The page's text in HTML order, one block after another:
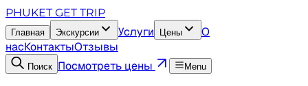
PHUKET GET TRIP
Главная Экскурсии Услуги Цены
О
насКонтактыОтзывы
Поиск Посмотреть цены Menu